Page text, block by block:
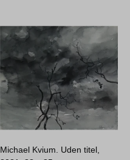
Michael Kvium. Uden titel,